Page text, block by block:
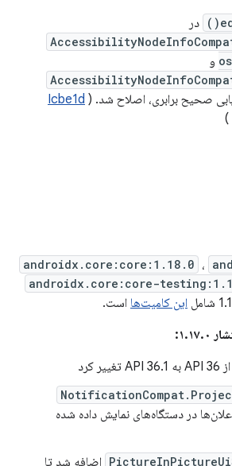
در
و
صحیح برابری، اصلاح شد. (Icbe1d
androidx.core:core:1.18.0 ،
androidx.core:core-
این کامیت‌هااست.
در دستگاه‌های نمایش داده شده
اضافه شد تا